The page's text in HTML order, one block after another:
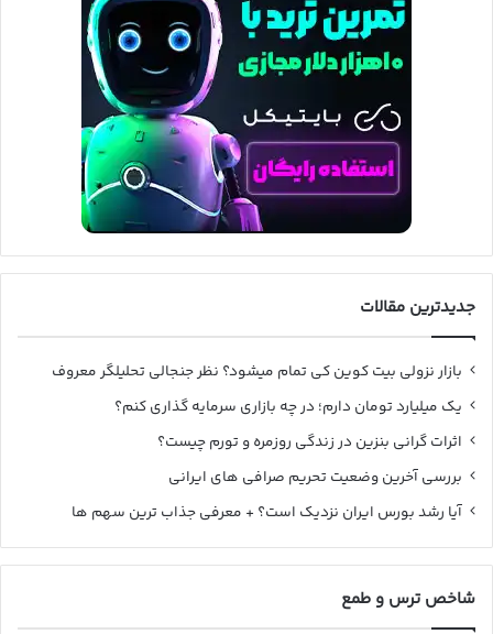
جدیدترین مقالات
بازار نزولی بیت کوین کی تمام میشود؟ نظر جنجالی تحلیلگر معروف
یک میلیارد تومان دارم؛ در چه بازاری سرمایه گذاری کنم؟
اثرات گرانی بنزین در زندگی روزمره و تورم چیست؟
بررسی آخرین وضعیت تحریم صرافی های ایرانی
آیا رشد بورس ایران نزدیک است؟ + معرفی جذاب ترین سهم ها
شاخص ترس و طمع